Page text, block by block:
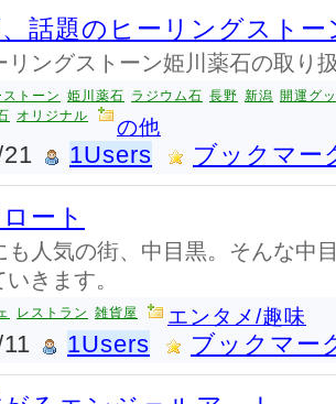
話題のヒーリングストー
リングストーン姫川薬石の取り
トーン 姫川薬石 ラジウム石 長野 新潟 開運グ
オリジナル の他
1Users ブックマー
ート
も人気の街、中目黒。そんな中
きます。
レストラン 雑貨屋 エンタメ/趣味
1Users ブックマー